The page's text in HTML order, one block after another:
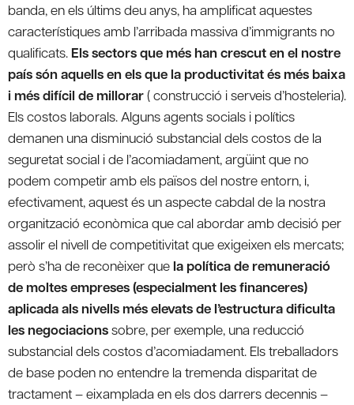
banda, en els últims deu anys, ha amplificat aquestes
característiques amb l’arribada massiva d’immigrants no
qualificats. Els sectors que més han crescut en el nostre
país són aquells en els que la productivitat és més baixa
i més difícil de millorar( construcció i serveis d’hosteleria).
Els costos laborals. Alguns agents socials i polítics
demanen una disminució substancial dels costos de la
seguretat social i de l’acomiadament, argüint que no
podem competir amb els països del nostre entorn, i,
efectivament, aquest és un aspecte cabdal de la nostra
organització econòmica que cal abordar amb decisió per
assolir el nivell de competitivitat que exigeixen els mercats;
però s’ha de reconèixer que la política de remuneració
de moltes empreses (especialment les financeres)
aplicada als nivells més elevats de l’estructura dificulta
les negociacionssobre, per exemple, una reducció
substancial dels costos d’acomiadament. Els treballadors
de base poden no entendre la tremenda disparitat de
tractament – eixamplada en els dos darrers decennis –